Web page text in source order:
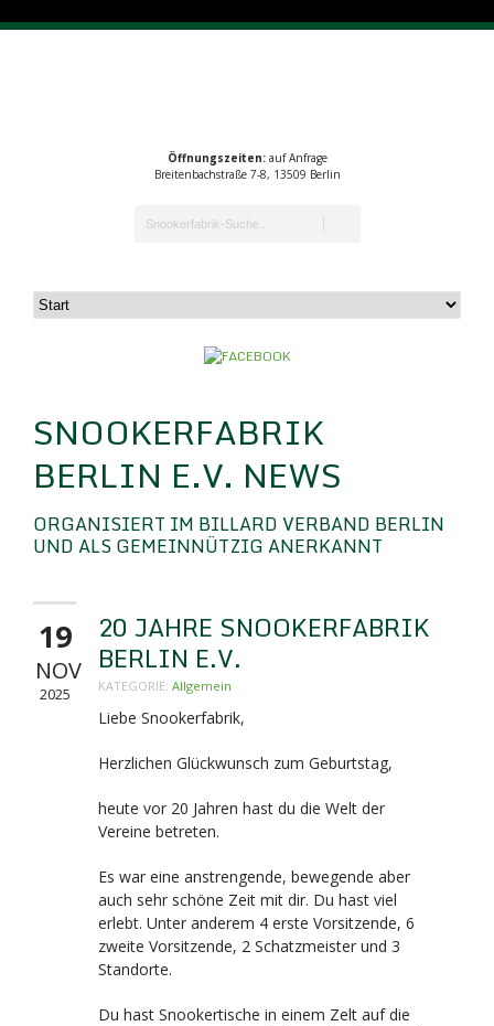
Öffnungszeiten:auf Anfrage
Breitenbachstraße 7-8, 13509 Berlin
SNOOKERFABRIK
BERLIN E.V. NEWS
ORGANISIERT IM BILLARD VERBAND BERLIN
UND ALS GEMEINNÜTZIG ANERKANNT
19
NOV
2025
20 JAHRE SNOOKERFABRIK
BERLIN E.V.
KATEGORIE: Allgemein
Liebe Snookerfabrik,
Herzlichen Glückwunsch zum Geburtstag,
heute vor 20 Jahren hast du die Welt der
Vereine betreten.
Es war eine anstrengende, bewegende aber
auch sehr schöne Zeit mit dir. Du hast viel
erlebt. Unter anderem 4 erste Vorsitzende, 6
zweite Vorsitzende, 2 Schatzmeister und 3
Standorte.
Du hast Snookertische in einem Zelt auf die